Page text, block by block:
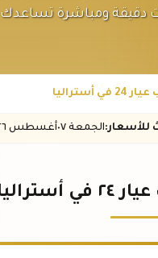
دقيقة ومباشرة تساعدك
للأسعار:الجمعة ٠٧ أغسطس
- اليوم